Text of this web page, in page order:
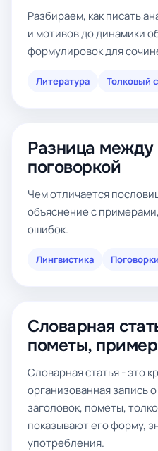
Разбираем, как писать
и мотивов до динамики
формулировок для
Литература Толковый
Разница между
поговоркой
Чем отличается
объяснение с
ошибок.
Лингвистика Поговорки
Словарная
пометы,
Словарная статья - это
организованная запись
заголовок, пометы,
показывают его форму,
употребления.